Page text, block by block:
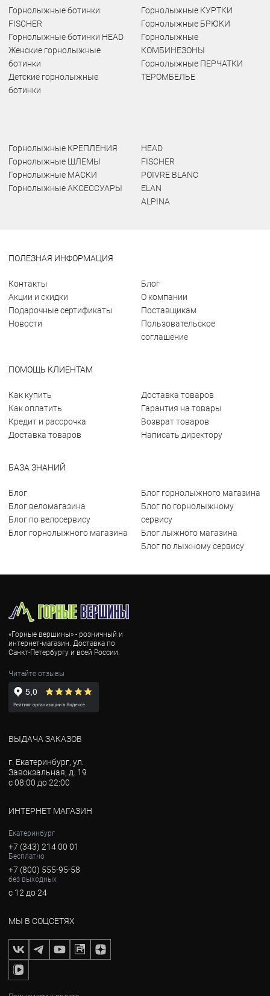
Горнолыжные ботинки
FISCHER
Горнолыжные ботинки HEAD
Женские горнолыжные
ботинки
Детские горнолыжные
ботинки
Горнолыжные КУРТКИ
Горнолыжные БРЮКИ
Горнолыжные
КОМБИНЕЗОНЫ
Горнолыжные ПЕРЧАТКИ
ТЕРОМБЕЛЬЕ
Горнолыжные КРЕПЛЕНИЯ
Горнолыжные ШЛЕМЫ
Горнолыжные МАСКИ
Горнолыжные АКСЕССУАРЫ
HEAD
FISCHER
POIVRE BLANC
ELAN
ALPINA
ПОЛЕЗНАЯ ИНФОРМАЦИЯ
Контакты
Акции и скидки
Подарочные сертификаты
Новости
Блог
О компании
Поставщикам
Пользовательское
соглашение
ПОМОЩЬ КЛИЕНТАМ
Как купить
Как оплатить
Кредит и рассрочка
Доставка товаров
Доставка товаров
Гарантия на товары
Возврат товаров
Написать директору
БАЗА ЗНАНИЙ
Блог
Блог веломагазина
Блог по велосервису
Блог горнолыжного магазина
Блог горнолыжного магазина
Блог по горнолыжному
сервису
Блог лыжного магазина
Блог по лыжному сервису
«Горные вершины» - розничный и
интернет-магазин. Доставка по
Санкт-Петербургу и всей России.
Читайте отзывы
ВЫДАЧА ЗАКАЗОВ
г. Екатеринбург, ул.
Завокзальная, д. 19
с 08:00 до 22:00
ИНТЕРНЕТ МАГАЗИН
Екатеринбург
+7 (343) 214 00 01
Бесплатно
+7 (800) 555-95-58
без выходных
с 12 до 24
МЫ В СОЦСЕТЯХ